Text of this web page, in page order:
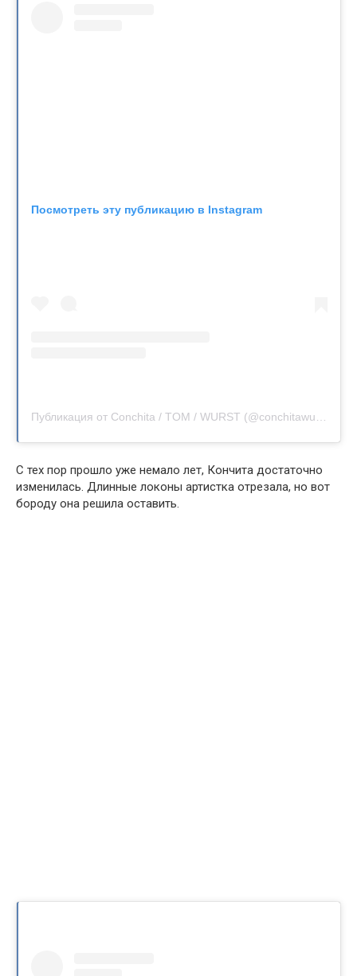
Посмотреть эту публикацию в Instagram
С тех пор прошло уже немало лет, Кончита достаточно
изменилась. Длинные локоны артистка отрезала, но вот
бороду она решила оставить.